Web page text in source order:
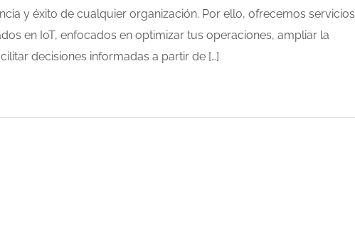
y éxito de cualquier organización. Por ello, ofrecemos servicios
en IoT, enfocados en optimizar tus operaciones, ampliar la
decisiones informadas a partir de […]